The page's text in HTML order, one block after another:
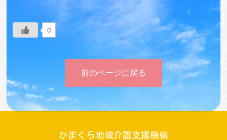
0
前のページに戻る
かまくら地域介護支援機構